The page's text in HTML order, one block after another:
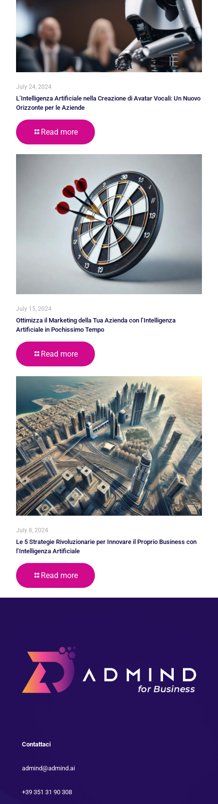
July 24, 2024
L’Intelligenza Artificiale nella Creazione di Avatar Vocali: Un Nuovo
Orizzonte per le Aziende
Read more
July 15, 2024
Ottimizza il Marketing della Tua Azienda con l’Intelligenza
Artificiale in Pochissimo Tempo
Read more
July 8, 2024
Le 5 Strategie Rivoluzionarie per Innovare il Proprio Business con
l’Intelligenza Artificiale
Read more
Contattaci
admind@admind.ai
+39 351 31 90 308